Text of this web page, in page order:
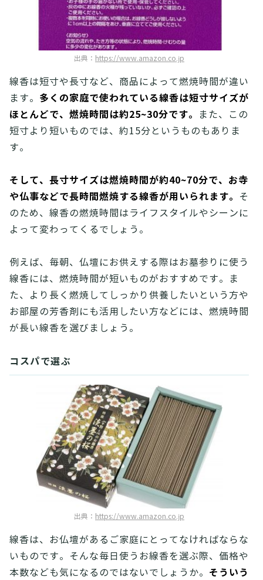
出典： https://www.amazon.co.jp
線香は短寸や長寸など、商品によって燃焼時間が違い
ます。 多くの家庭で使われている線香は短寸サイズが
ほとんどで、燃焼時間は約25~30分です。
また、この
短寸より短いものでは、約15分というものもありま
す。
そして、長寸サイズは燃焼時間が約40~70分で、お寺
や仏事などで長時間燃焼する線香が用いられます。
そ
のため、線香の燃焼時間はライフスタイルやシーンに
よって変わってくるでしょう。
例えば、毎朝、仏壇にお供えする際はお墓参りに使う
線香には、燃焼時間が短いものがおすすめです。ま
た、より長く燃焼してしっかり供養したいという方や
お部屋の芳香剤にも活用したい方などには、燃焼時間
が長い線香を選びましょう。
コスパで選ぶ
出典： https://www.amazon.co.jp
線香は、お仏壇があるご家庭にとってなければならな
いものです。そんな毎日使うお線香を選ぶ際、価格や
本数なども気になるのではないでしょうか。 そういう